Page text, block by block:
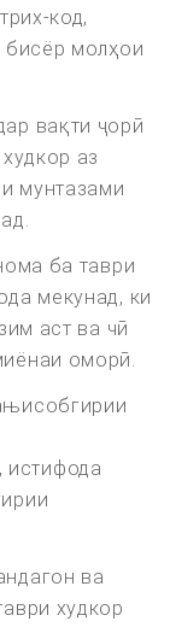
код,
бисёр молҳои
вақти ҷорӣ
аз
мунтазами
ба таври
мекунад, ки
аст ва чӣ
оморӣ.
ва
худкор